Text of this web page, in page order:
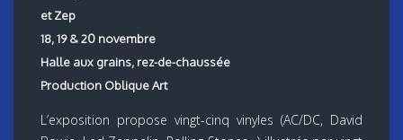
et Zep
18, 19 & 20 novembre
Halle aux grains, rez-de-chaussée
Production Oblique Art
L’exposition propose vingt-cinq vinyles (AC/DC, David